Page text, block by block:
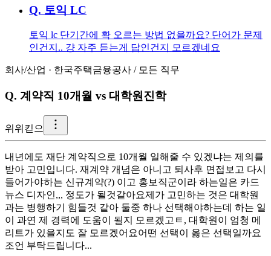
Q. 토익 LC
토익 lc 단기간에 확 오르는 방법 없을까요? 단어가 문제
인건지.. 걍 자주 듣는게 답인건지 모르겠네요
회사/산업 · 한국주택금융공사 / 모든 직무
Q. 계약직 10개월 vs 대학원진학
위 위킫으
내년에도 재단 계약직으로 10개월 일해줄 수 있겠냐는 제의를
받아 고민입니다. 재계약 개념은 아니고 퇴사후 면접보고 다시
들어가야하는 신규계약(?) 이고 홍보직군이라 하는일은 카드
뉴스 디자인,,, 정도가 될것같아요 ​ 제가 고민하는 것은 대학원
과는 병행하기 힘들것 같아 둘중 하나 선택해야하는데 하는 일
이 과연 제 경력에 도움이 될지 모르겠고ㅌ, 대학원이 엄청 메
리트가 있을지도 잘 모르겠어요 ​ 어떤 선택이 옳은 선택일까요
조언 부탁드립니다...